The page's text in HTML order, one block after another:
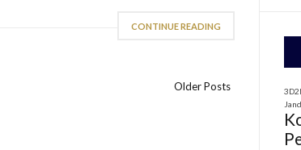
CONTINUE READING
Older Posts